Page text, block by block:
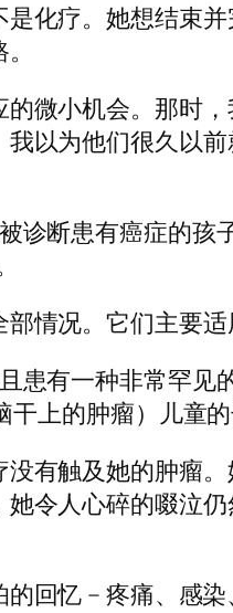
化疗。她想结束
微小机会。那时
以为他们很久以前
断患有癌症的孩
情况。它们主要
患有一种非常罕
上的肿瘤）儿童
有触及她的肿瘤
令人心碎的啜泣
回忆 – 疼痛、感